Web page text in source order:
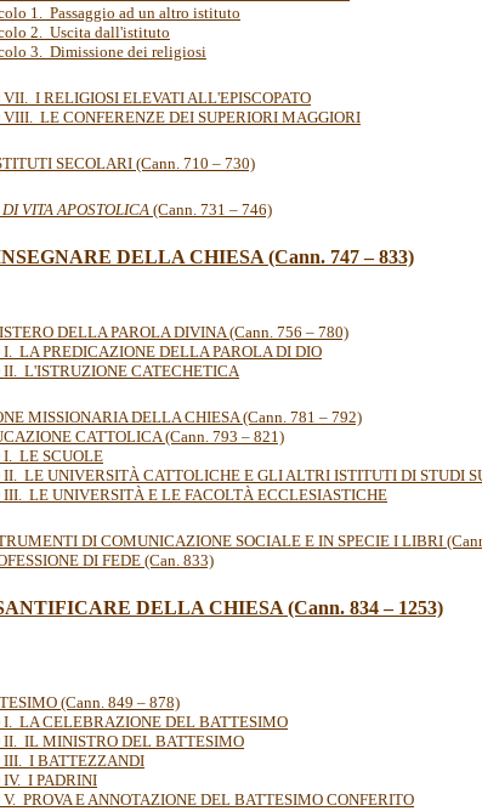
1. Passaggio ad un altro istituto
2. Uscita dall'istituto
3. Dimissione dei religiosi
I RELIGIOSI ELEVATI ALL'EPISCOPATO
LE CONFERENZE DEI SUPERIORI MAGGIORI
SECOLARI (Cann. 710 – 730)
VITA APOSTOLICA (Cann. 731 – 746)
DELLA CHIESA (Cann. 747 – 833)
DELLA PAROLA DIVINA (Cann. 756 – 780)
LA PREDICAZIONE DELLA PAROLA DI DIO
II. L'ISTRUZIONE CATECHETICA
MISSIONARIA DELLA CHIESA (Cann. 781 – 792)
CATTOLICA (Cann. 793 – 821)
I. LE SCUOLE
II. LE UNIVERSITÀ CATTOLICHE E GLI ALTRI ISTITUTI DI STUDI
III. LE UNIVERSITÀ E LE FACOLTÀ ECCLESIASTICHE
DI COMUNICAZIONE SOCIALE E IN SPECIE I LIBRI
DI FEDE (Can. 833)
DELLA CHIESA (Cann. 834– 1253)
(Cann. 849 – 878)
I. LA CELEBRAZIONE DEL BATTESIMO
II. IL MINISTRO DEL BATTESIMO
III. I BATTEZZANDI
I PADRINI
PROVA E ANNOTAZIONE DEL BATTESIMO CONFERITO